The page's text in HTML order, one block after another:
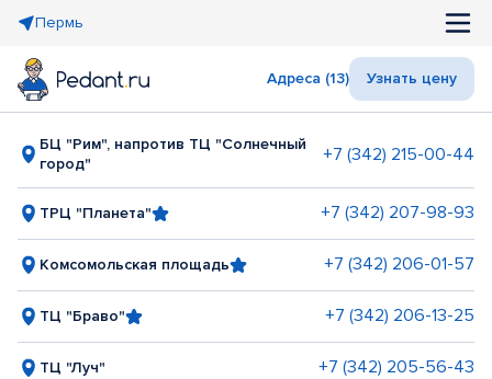
Пермь
Адреса (13) Узнать цену
БЦ "Рим", напротив ТЦ "Солнечный
город"
+7 (342) 215-00-44
ТРЦ "Планета" +7 (342) 207-98-93
Комсомольская площадь +7 (342) 206-01-57
ТЦ "Браво" +7 (342) 206-13-25
ТЦ "Луч" +7 (342) 205-56-43